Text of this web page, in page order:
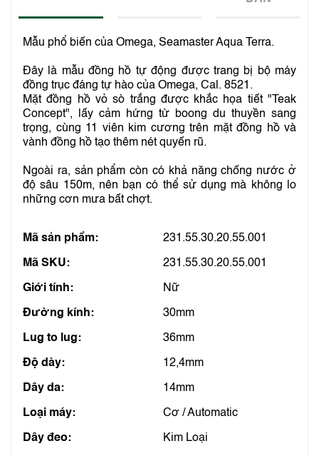
Mẫu phổ biến của Omega, Seamaster Aqua Terra.
Đây là mẫu đồng hồ tự động được trang bị bộ máy
đồng trục đáng tự hào của Omega, Cal. 8521.
Mặt đồng hồ vỏ sò trắng được khắc họa tiết "Teak
Concept", lấy cảm hứng từ boong du thuyền sang
trọng, cùng 11 viên kim cương trên mặt đồng hồ và
vành đồng hồ tạo thêm nét quyến rũ.
Ngoài ra, sản phẩm còn có khả năng chống nước ở
độ sâu 150m, nên bạn có thể sử dụng mà không lo
những cơn mưa bất chợt.
Mã sản phẩm: 231.55.30.20.55.001
Mã SKU: 231.55.30.20.55.001
Giới tính: Nữ
Đường kính: 30mm
Lug to lug: 36mm
Độ dày: 12,4mm
Dây da: 14mm
Loại máy: Cơ / Automatic
Dây đeo: Kim Loại